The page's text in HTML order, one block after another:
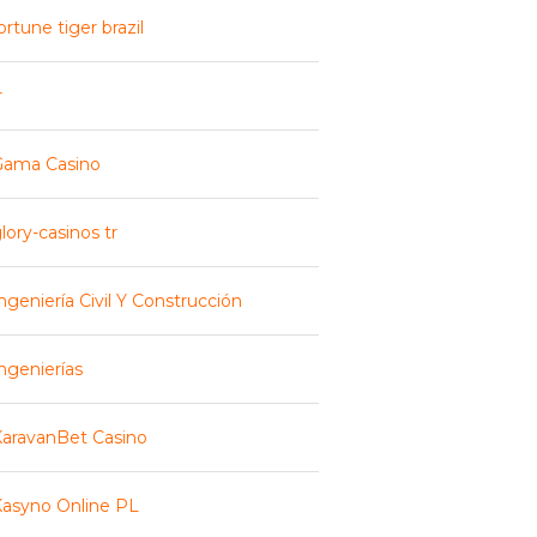
tiger brazil
Casino
casinos tr
Civil Y Construcción
Casino
Online PL